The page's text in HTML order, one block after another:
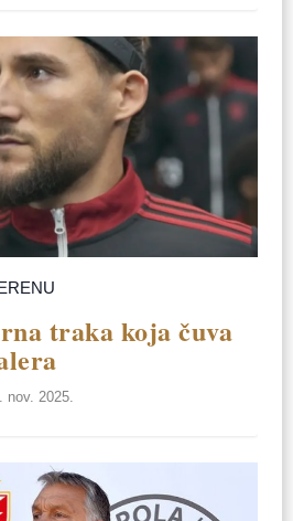
traka koja čuva
nov. 2025.